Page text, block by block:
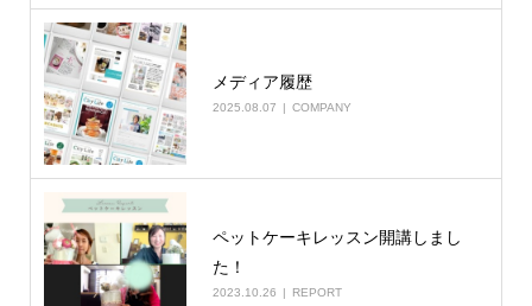
メディア履歴
2025.08.07 COMPANY
ペットケーキレッスン開講しまし
た！
2023.10.26 REPORT